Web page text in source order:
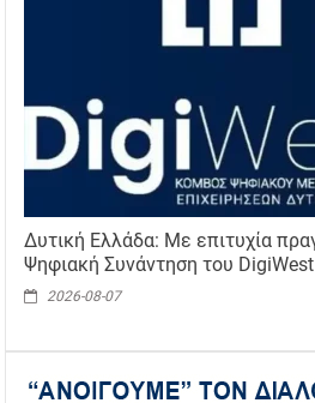
Δυτική Ελλάδα: Με επιτυχία
Ψηφιακή Συνάντηση του DigiWest
2026-08-07